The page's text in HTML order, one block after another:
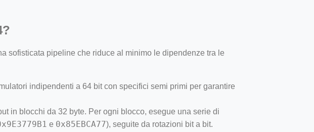
sofisticata pipeline che riduce al minimo le dipendenze tra le
indipendenti a 64 bit con specifici semi primi per garantire
in blocchi da 32 byte. Per ogni blocco, esegue una serie di
e 0x85EBCA77), seguite da rotazioni bit a bit.